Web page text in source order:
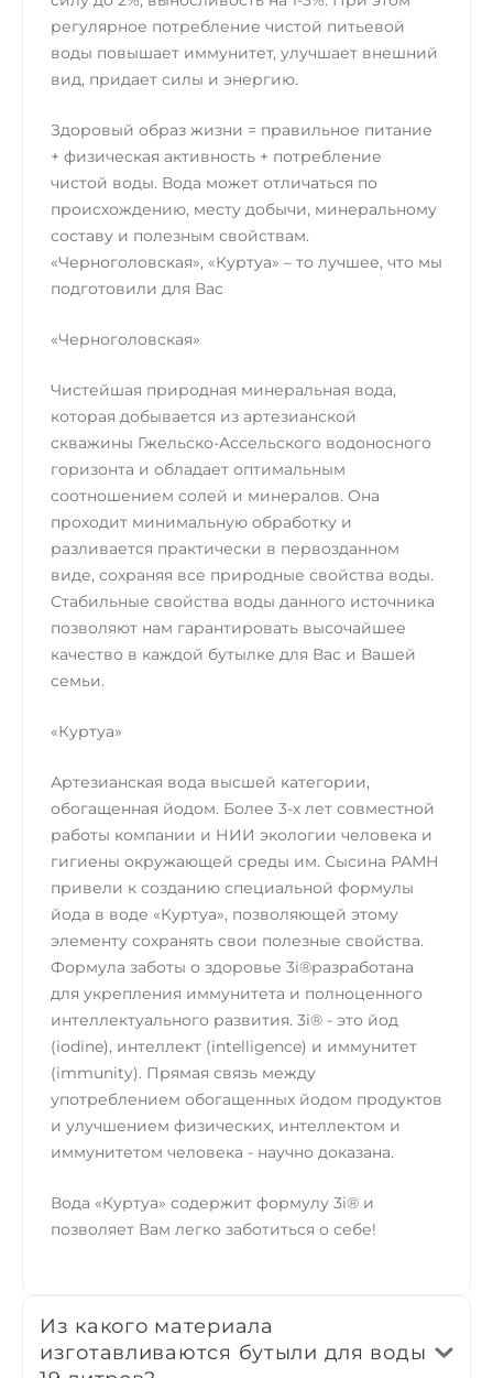
регулярное потребление чистой питьевой
воды повышает иммунитет, улучшает внешний
вид, придает силы и энергию.
Здоровый образ жизни = правильное питание
+ физическая активность + потребление
чистой воды. Вода может отличаться по
происхождению, месту добычи, минеральному
составу и полезным свойствам.
«Черноголовская», «Куртуа» – то лучшее, что мы
подготовили для Вас
«Черноголовская»
Чистейшая природная минеральная вода,
которая добывается из артезианской
скважины Гжельско-Ассельского водоносного
горизонта и обладает оптимальным
соотношением солей и минералов. Она
проходит минимальную обработку и
разливается практически в первозданном
виде, сохраняя все природные свойства воды.
Стабильные свойства воды данного источника
позволяют нам гарантировать высочайшее
качество в каждой бутылке для Вас и Вашей
семьи.
«Куртуа»
Артезианская вода высшей категории,
обогащенная йодом. Более 3‐х лет совместной
работы компании и НИИ экологии человека и
гигиены окружающей среды им. Сысина РАМН
привели к созданию специальной формулы
йода в воде «Куртуа», позволяющей этому
элементу сохранять свои полезные свойства.
Формула заботы о здоровье 3i®разработана
для укрепления иммунитета и полноценного
интеллектуального развития. 3i® - это йод
(iodine), интеллект (intelligence) и иммунитет
(immunity). Прямая связь между
употреблением обогащенных йодом продуктов
и улучшением физических, интеллектом и
иммунитетом человека - научно доказана.
Вода «Куртуа» содержит формулу 3i® и
позволяет Вам легко заботиться о себе!
Из какого материала
изготавливаются бутыли для воды